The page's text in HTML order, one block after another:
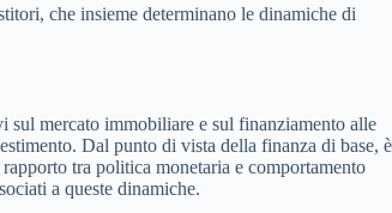
che insieme determinano le dinamiche di
sul mercato immobiliare e sul finanziamento alle
Dal punto di vista della finanza di base, è
tra politica monetaria e comportamento
a queste dinamiche.